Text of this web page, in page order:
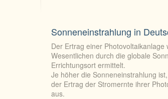
Sonneneinstrahlung in
Der Ertrag einer Photovoltaikanlage
Wesentlichen durch die globale
Errichtungsort ermittelt.
Je höher die Sonneneinstrahlung
der Ertrag der Stromernte ihrer
aus.